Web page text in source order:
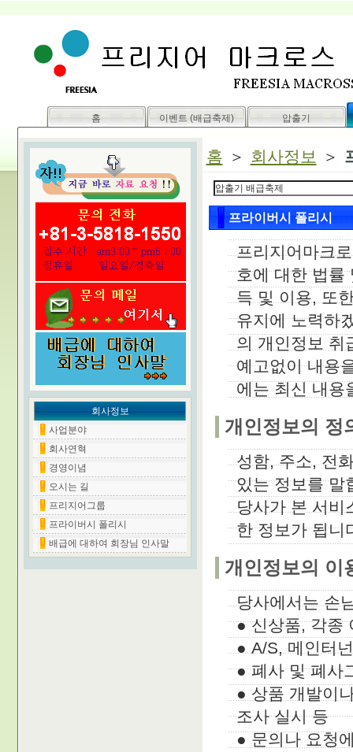
홈 이벤트 (배급축제) 압출기
홈 ＞ 회사정보 ＞
프라이버시 폴리시
프리지어마크
호에 대한 법률
득 및 이용, 또
유지에 노력하
의 개인정보 취
예고없이 내용
에는 최신 내용
개인정보의 정
성함, 주소, 전
있는 정보를 말
당사가 본 서비
한 정보가 됩니
개인정보의 이
당사에서는 손
● 신상품, 각종
● A/S, 메인터
● 폐사 및 폐사
● 상품 개발이
조사 실시 등
● 문의나 요청
회사정보
사업분야
회사연혁
경영이념
오시는 길
프리지어그룹
프라이버시 폴리시
배급에 대하여 회장님 인사말